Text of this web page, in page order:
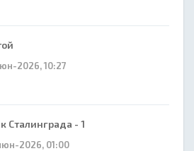
2026, 10:27
Сталинграда - 1
2026, 01:00